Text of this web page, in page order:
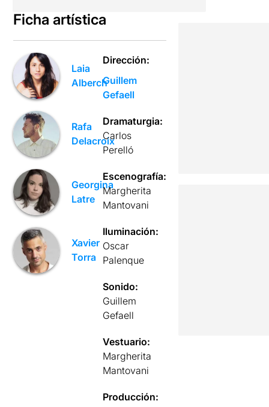
Ficha artística
Laia
Alberch
Rafa
Delacroix
Georgina
Latre
Xavier
Torra
Dirección:
Guillem
Gefaell
Dramaturgia:
Carlos
Perelló
Escenografía:
Margherita
Mantovani
Iluminación:
Oscar
Palenque
Sonido:
Guillem
Gefaell
Vestuario:
Margherita
Mantovani
Producción: